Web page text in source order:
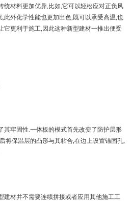
统材料更加优异,比如,它可以轻松应对正负风
此外化学性能也更加出色,既可以承受高温,也
它更利于施工,因此这种新型建材一推出便受
其牢固性.一体板的模式首先改变了防护层形
将保温层的凸形与其粘合,在边上设置锚固孔,
建材并不需要连续拼接或者应用其他施工工